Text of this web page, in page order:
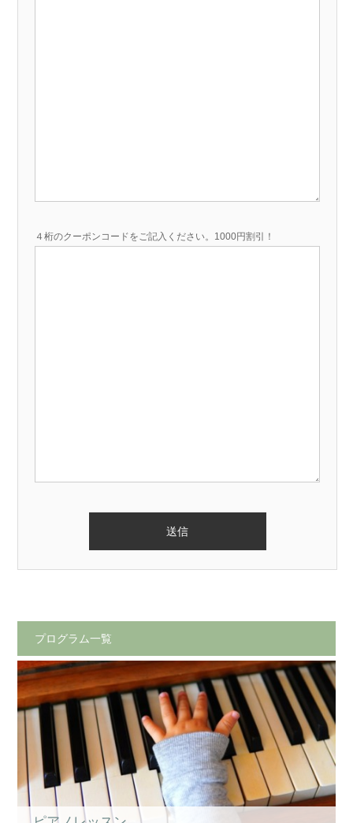
４桁のクーポンコードをご記入ください。1000円割引！
プログラム一覧